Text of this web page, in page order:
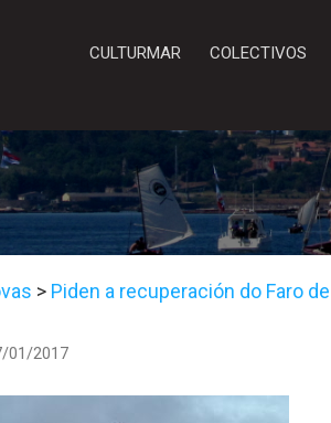
CULTURMAR COLECTIVOS
> Piden a recuperación do Faro
01/2017